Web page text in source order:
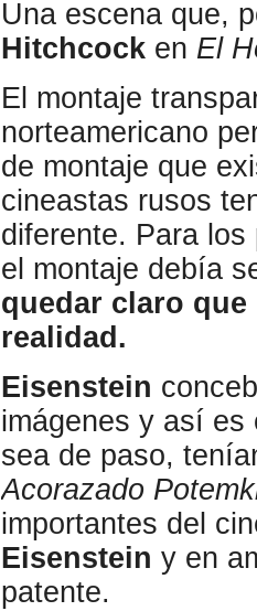
Una escena que,
Hitchcock en El
El montaje
norteamericano
de montaje que
cineastas rusos
diferente. Para
el montaje debía
quedar claro
realidad.
Eisenstein
imágenes y así es
sea de paso,
Acorazado
importantes del
Eisenstein y en
patente.